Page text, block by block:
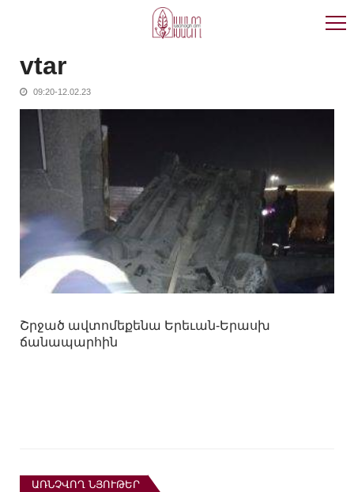
vtar
09:20-12.02.23
Շրջած ավտոմեքենա Երեւան-Երասխ
ճանապարհին
ԱՌՆՉՎՈՂ ՆՅՈՒԹԵՐ